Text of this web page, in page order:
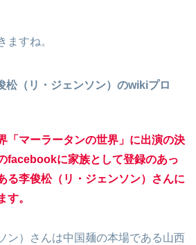
ますね。
松（リ・ジェンソン）のwikiプロ
「マーラータンの世界」に出演の決
facebookに家族として登録のあっ
る李俊松（リ・ジェンソン）さんに
す。
ン）さんは中国麺の本場である山西